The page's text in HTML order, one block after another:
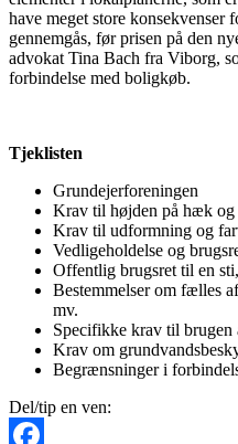
have meget store
gennemgås, før prisen på den
advokat Tina Bach fra Viborg,
forbindelse med boligkøb.
Tjeklisten
Grundejerforeningen
Krav til højden på hæk og
Krav til udformning og
Vedligeholdelse og
Offentlig brugsret til en
Bestemmelser om fælles
mv.
Specifikke krav til brugen
Krav om
Begrænsninger i
Del/tip en ven: